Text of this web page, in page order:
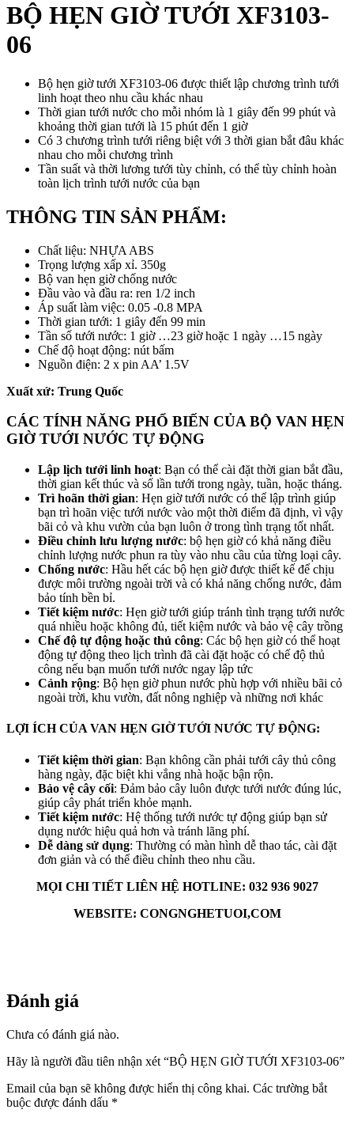
BỘ HẸN GIỜ TƯỚI XF3103-
06
Bộ hẹn giờ tưới XF3103-06 được thiết lập chương trình tưới
linh hoạt theo nhu cầu khác nhau
Thời gian tưới nước cho mỗi nhóm là 1 giây đến 99 phút và
khoảng thời gian tưới là 15 phút đến 1 giờ
Có 3 chương trình tưới riêng biệt với 3 thời gian bắt đâu khác
nhau cho mỗi chương trình
Tần suất và thời lương tưới tùy chỉnh, có thể tùy chỉnh hoàn
toàn lịch trình tưới nước của bạn
THÔNG TIN SẢN PHẨM:
Chất liệu: NHỰA ABS
Trọng lượng xấp xỉ. 350g
Bộ van hẹn giờ chống nước
Đầu vào và đầu ra: ren 1/2 inch
Áp suất làm việc: 0.05 -0.8 MPA
Thời gian tưới: 1 giây đến 99 min
Tần số tưới nước: 1 giờ …23 giờ hoặc 1 ngày …15 ngày
Chế độ hoạt động: nút bấm
Nguồn điện: 2 x pin AA’ 1.5V
Xuất xứ: Trung Quốc
CÁC TÍNH NĂNG PHỔ BIẾN CỦA BỘ VAN HẸN
GIỜ TƯỚI NƯỚC TỰ ĐỘNG
Lập lịch tưới linh hoạt: Bạn có thể cài đặt thời gian bắt đầu,
thời gian kết thúc và số lần tưới trong ngày, tuần, hoặc tháng.
Trì hoãn thời gian: Hẹn giờ tưới nước có thể lập trình giúp
bạn trì hoãn việc tưới nước vào một thời điểm đã định, vì vậy
bãi cỏ và khu vườn của bạn luôn ở trong tình trạng tốt nhất.
Điều chỉnh lưu lượng nước: bộ hẹn giờ có khả năng điều
chỉnh lượng nước phun ra tùy vào nhu cầu của từng loại cây.
Chống nước: Hầu hết các bộ hẹn giờ được thiết kế để chịu
được môi trường ngoài trời và có khả năng chống nước, đảm
bảo tính bền bỉ.
Tiết kiệm nước: Hẹn giờ tưới giúp tránh tình trạng tưới nước
quá nhiều hoặc không đủ, tiết kiệm nước và bảo vệ cây trồng
Chế độ tự động hoặc thủ công: Các bộ hẹn giờ có thể hoạt
động tự động theo lịch trình đã cài đặt hoặc có chế độ thủ
công nếu bạn muốn tưới nước ngay lập tức
Cảnh rộng: Bộ hẹn giờ phun nước phù hợp với nhiều bãi cỏ
ngoài trời, khu vườn, đất nông nghiệp và những nơi khác
LỢI ÍCH CỦA VAN HẸN GIỜ TƯỚI NƯỚC TỰ ĐỘNG:
Tiết kiệm thời gian: Bạn không cần phải tưới cây thủ công
hàng ngày, đặc biệt khi vắng nhà hoặc bận rộn.
Bảo vệ cây cối: Đảm bảo cây luôn được tưới nước đúng lúc,
giúp cây phát triển khỏe mạnh.
Tiết kiệm nước: Hệ thống tưới nước tự động giúp bạn sử
dụng nước hiệu quả hơn và tránh lãng phí.
Dễ dàng sử dụng: Thường có màn hình dễ thao tác, cài đặt
đơn giản và có thể điều chỉnh theo nhu cầu.
MỌI CHI TIẾT LIÊN HỆ HOTLINE: 032 936 9027
WEBSITE: CONGNGHETUOI,COM
Đánh giá
Chưa có đánh giá nào.
Hãy là người đầu tiên nhận xét “BỘ HẸN GIỜ TƯỚI XF3103-06”
Email của bạn sẽ không được hiển thị công khai. Các trường bắt
buộc được đánh dấu *